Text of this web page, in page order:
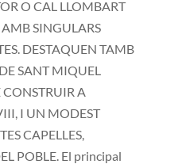
O CAL LLOMBART
SINGULARS
DESTAQUEN TAMB
SANT MIQUEL
A
I UN MODEST
CAPELLES,
POBLE. El principal